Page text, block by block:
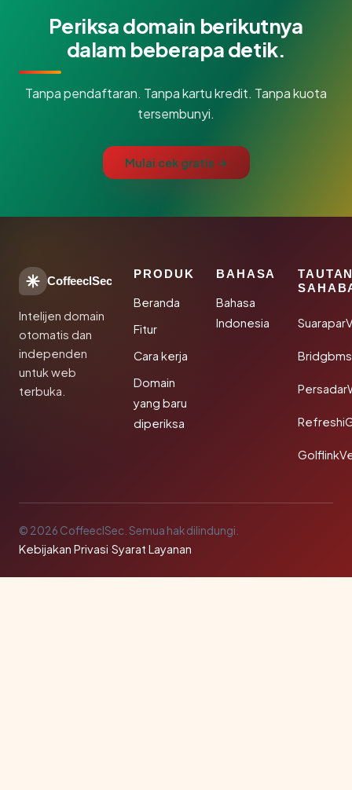
Periksa domain berikutnya
dalam beberapa detik.
Tanpa pendaftaran. Tanpa kartu kredit. Tanpa kuota
tersembunyi.
Mulai cek gratis →
CoffeeclSec
Intelijen domain
otomatis dan
independen
untuk web
terbuka.
PRODUK
Beranda
Fitur
Cara kerja
Domain
yang baru
diperiksa
BAHASA
Bahasa
Indonesia
© 2026 CoffeeclSec. Semua hak dilindungi.
Kebijakan Privasi·Syarat Layanan